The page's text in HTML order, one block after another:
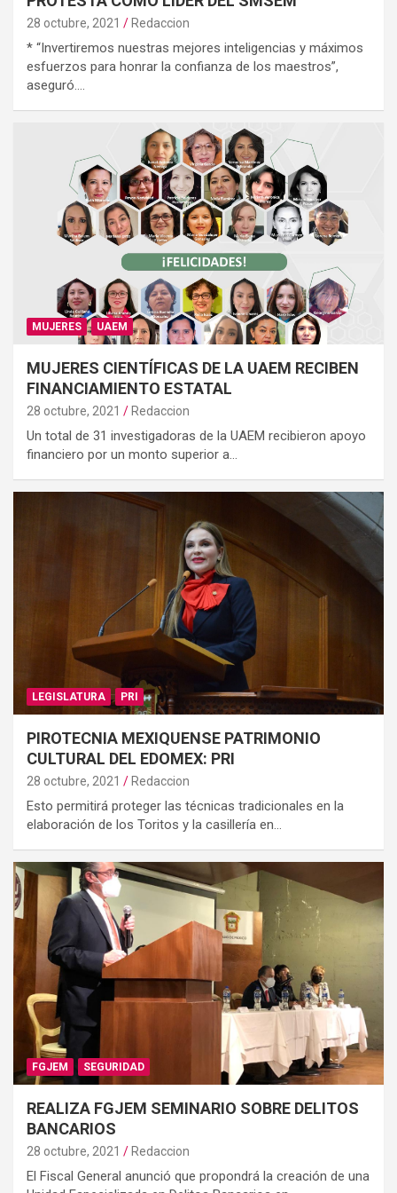
28 octubre, 2021 Redaccion
* “Invertiremos nuestras mejores inteligencias y máximos
esfuerzos para honrar la confianza de los maestros”,
aseguró.…
MUJERES UAEM
MUJERES CIENTÍFICAS DE LA UAEM RECIBEN
FINANCIAMIENTO ESTATAL
28 octubre, 2021 Redaccion
Un total de 31 investigadoras de la UAEM recibieron apoyo
financiero por un monto superior a…
LEGISLATURA PRI
PIROTECNIA MEXIQUENSE PATRIMONIO
CULTURAL DEL EDOMEX: PRI
28 octubre, 2021 Redaccion
Esto permitirá proteger las técnicas tradicionales en la
elaboración de los Toritos y la casillería en…
FGJEM SEGURIDAD
REALIZA FGJEM SEMINARIO SOBRE DELITOS
BANCARIOS
28 octubre, 2021 Redaccion
El Fiscal General anunció que propondrá la creación de una